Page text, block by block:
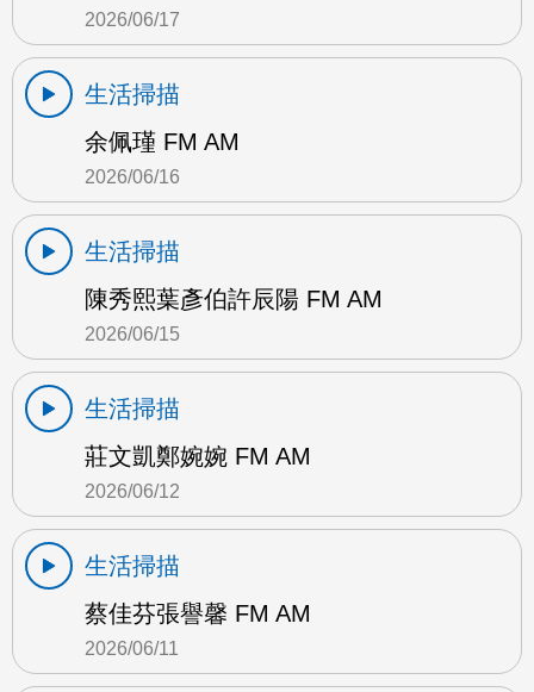
2026/06/17
生活掃描
余佩瑾 FM AM
2026/06/16
生活掃描
陳秀熙葉彥伯許辰陽 FM AM
2026/06/15
生活掃描
莊文凱鄭婉婉 FM AM
2026/06/12
生活掃描
蔡佳芬張譽馨 FM AM
2026/06/11